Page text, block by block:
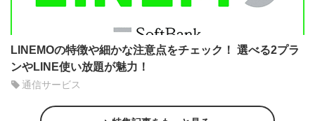
LINEMOの特徴や細かな注意点をチェック！ 選べる2プラ
ンやLINE使い放題が魅力！
通信サービス